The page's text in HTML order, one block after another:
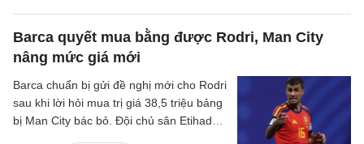
Barca quyết mua bằng được Rodri, Man City
nâng mức giá mới
Barca chuẩn bị gửi đề nghị mới cho Rodri
sau khi lời hỏi mua trị giá 38,5 triệu bảng
bị Man City bác bỏ. Đội chủ sân Etihad